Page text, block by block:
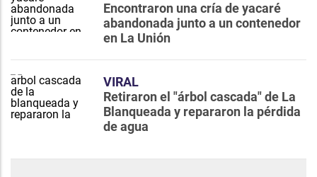
Encontraron una cría de yacaré
abandonada junto a un contenedor
en La Unión
VIRAL
Retiraron el "árbol cascada" de La
Blanqueada y repararon la pérdida
de agua